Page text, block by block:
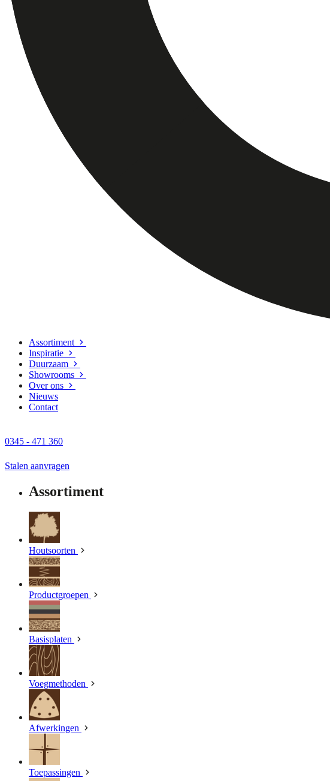
Assortiment
Inspiratie
Duurzaam
Showrooms
Over ons
Nieuws
Contact
0345 - 471 360
Stalen aanvragen
Assortiment
Houtsoorten
Productgroepen
Basisplaten
Voegmethoden
Afwerkingen
Toepassingen